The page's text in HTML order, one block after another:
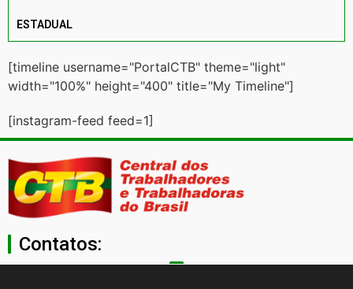
ESTADUAL
[timeline username="PortalCTB" theme="light"
width="100%" height="400" title="My Timeline"]
[instagram-feed feed=1]
Contatos: